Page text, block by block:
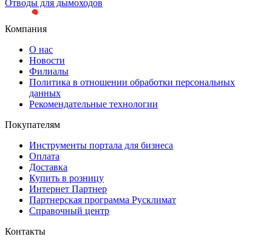
Отводы для дымоходов
Компания
О нас
Новости
Филиалы
Политика в отношении обработки персональных
данных
Рекомендательные технологии
Покупателям
Инструменты портала для бизнеса
Оплата
Доставка
Купить в розницу
Интернет Партнер
Партнерская программа Русклимат
Справочный центр
Контакты